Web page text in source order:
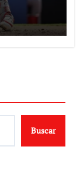
Buscar